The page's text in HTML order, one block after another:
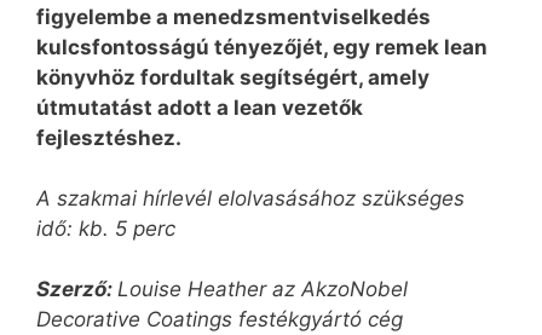
figyelembe a menedzsmentviselkedés
kulcsfontosságú tényezőjét, egy remek lean
könyvhöz fordultak segítségért, amely
útmutatást adott a lean vezetők
fejlesztéshez.
A szakmai hírlevél elolvasásához szükséges
idő: kb. 5 perc
Szerző: Louise Heather az AkzoNobel
Decorative Coatings festékgyártó cég